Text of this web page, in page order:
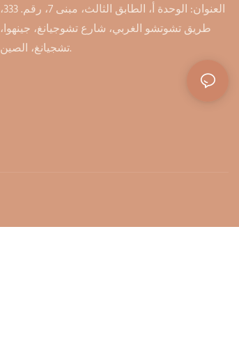
العنوان: الوحدة أ، الطابق الثالث، مبنى 7، رقم. 333،
طريق تشوتشو الغربي، شارع تشوجيانغ، جينهوا،
تشجيانغ، الصين.